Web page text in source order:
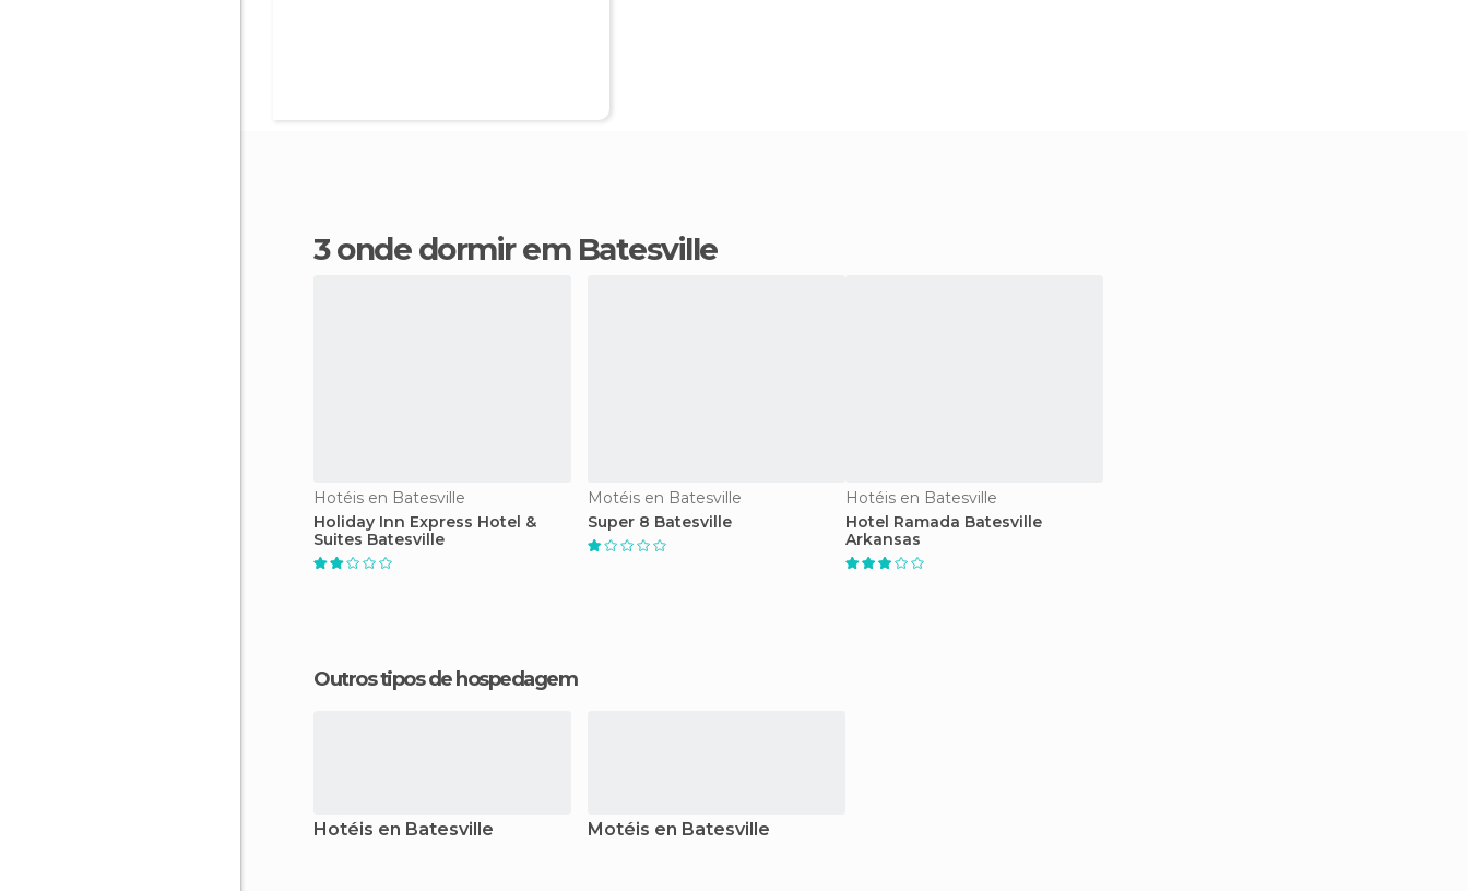
3 onde dormir em Batesville
Hotéis en Batesville
Holiday Inn Express Hotel &
Suites Batesville
Motéis en Batesville
Super 8 Batesville
Hotéis en Batesville
Hotel Ramada Batesville
Arkansas
Outros tipos de hospedagem
Hotéis en Batesville Motéis en Batesville